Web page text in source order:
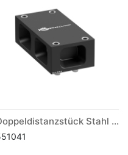
Doppeldistanzstück Stahl Raster 50mm